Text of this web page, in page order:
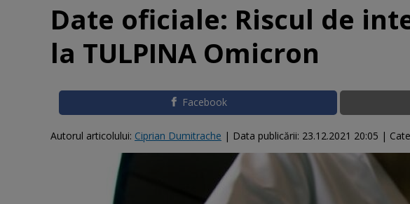
Date oficiale: Riscul de
la TULPINA Omicron
Facebook
Autorul articolului: Ciprian Dumitrache | Data publicării: 23.12.2021 20:05 |